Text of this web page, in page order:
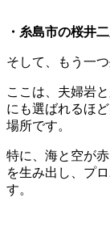
・糸島市の桜井
そして、もう一
ここは、夫婦岩
にも選ばれるほ
場所です。
特に、海と空が
を生み出し、プ
す。